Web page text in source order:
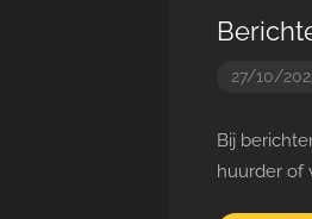
27/10/
Bij
huurder of